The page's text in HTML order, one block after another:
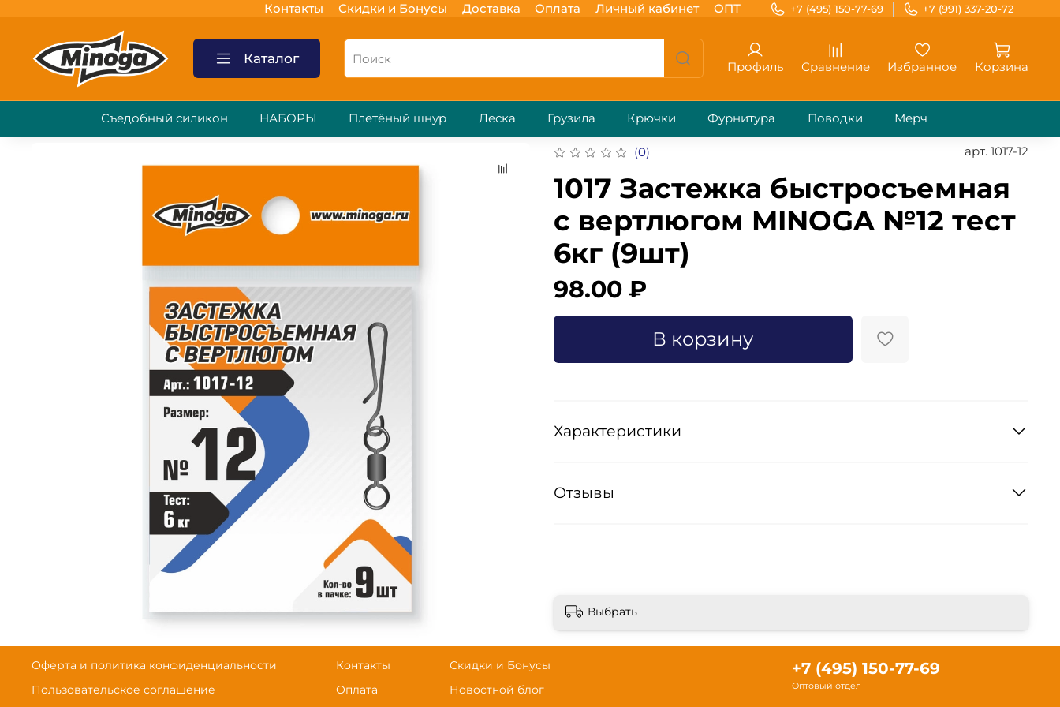
Контакты Скидки и Бонусы Доставка Оплата Личный кабинет ОПТ +7 (495) 150-77-69 +7 (991) 337-20-72
Каталог
Профиль Сравнение Избранное Корзина
Съедобный силикон НАБОРЫ Плетёный шнур Леска Грузила Крючки Фурнитура Поводки Мерч
(0) арт. 1017-12
1017 Застежка быстросъемная
с вертлюгом MINOGA №12 тест
6кг (9шт)
98.00 ₽
В корзину
Характеристики
Отзывы
Выбрать
Оферта и политика конфиденциальности
Пользовательское соглашение
Контакты
Оплата
Скидки и Бонусы
Новостной блог
+7 (495) 150-77-69
Оптовый отдел